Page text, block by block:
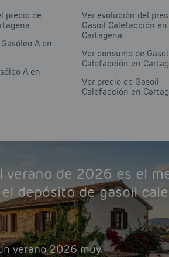
precio de
A en
A en
Ver evolución del
Gasoil Calefacción en
Cartagena
Ver consumo de
Calefacción en
Ver precio de Gasoil
Calefacción en
verano de 2026 es el
depósito de gasoil
verano 2026 muy